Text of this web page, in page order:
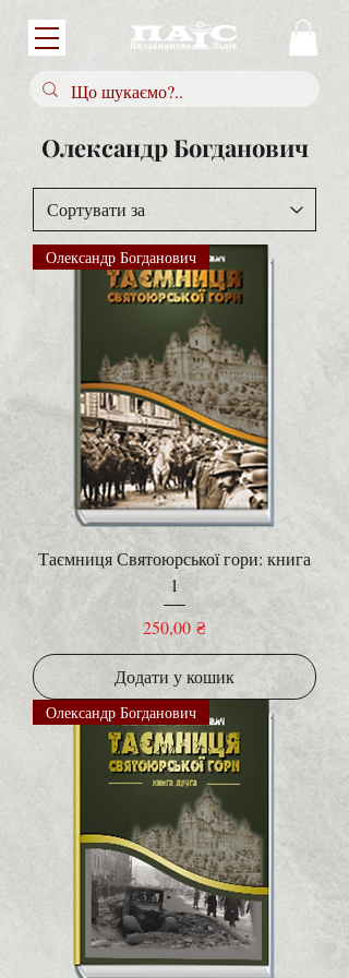
Олександр Богданович
Олександр Богданович
Таємниця Святоюрської гори: книга
1
Ціна
250,00 ₴
Додати у кошик
Олександр Богданович